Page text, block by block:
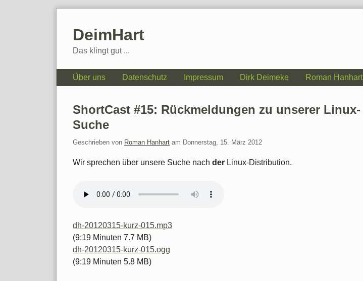
DeimHart
Das klingt gut ...
Navigation
Über uns Datenschutz Impressum Dirk Deimeke Roman Hanhart
ShortCast #15: Rückmeldungen zu unserer Linux-
Suche
Geschrieben von Roman Hanhart am Donnerstag, 15. März 2012
Wir sprechen über unsere Suche nach der Linux-Distribution.
dh-20120315-kurz-015.mp3
(9:19 Minuten 7.7 MB)
dh-20120315-kurz-015.ogg
(9:19 Minuten 5.8 MB)